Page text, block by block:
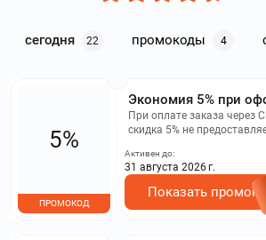
сегодня 22 промокоды 4
Экономия 5% при
При оплате заказа через
скидка 5% не
5%
ПРОМОКОД
Активен до:
31 августа 2026 г.
Показать промокод